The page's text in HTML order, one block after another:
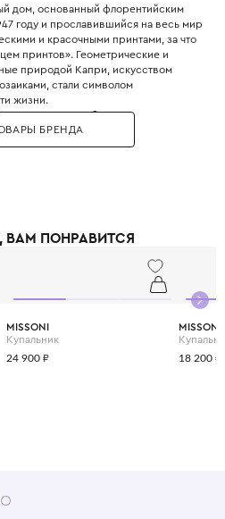
дом, основанный флорентийским
году и прославившийся на весь мир
и красочными принтами, за что
принтов». Геометрические и
природой Капри, искусством
стали символом
жизни.
во Флоренции была представлена
полностью повторяет взрослые
настоящий взрыв цвета и позитива,
БРЕНДА
ПОНРАВИТСЯ
MISSONI
Купальник
24 900 ₽
MISSONI
18 200 ₽